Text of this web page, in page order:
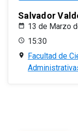
Salvador
13 de Marzo
15:30
Facultad de